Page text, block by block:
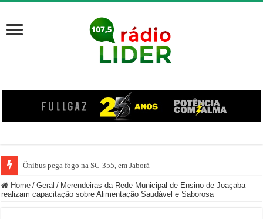
Motorista erra marcha e atropela mulher dentro de posto de gasolina em
Home / Geral / Merendeiras da Rede Municipal de Ensino de Joaçaba
realizam capacitação sobre Alimentação Saudável e Saborosa